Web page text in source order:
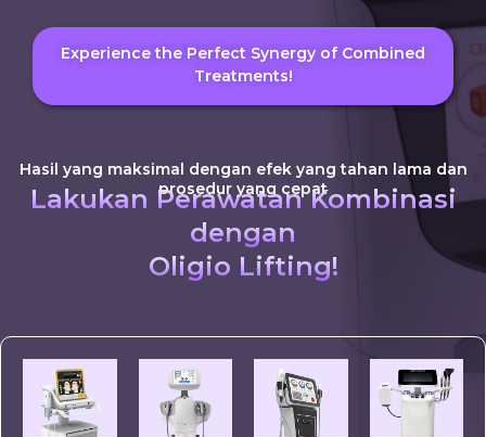
Experience the Perfect Synergy of Combined
Treatments!
Hasil yang maksimal dengan efek yang tahan lama dan
prosedur yang cepat
Lakukan Perawatan Kombinasi
dengan
Oligio Lifting!